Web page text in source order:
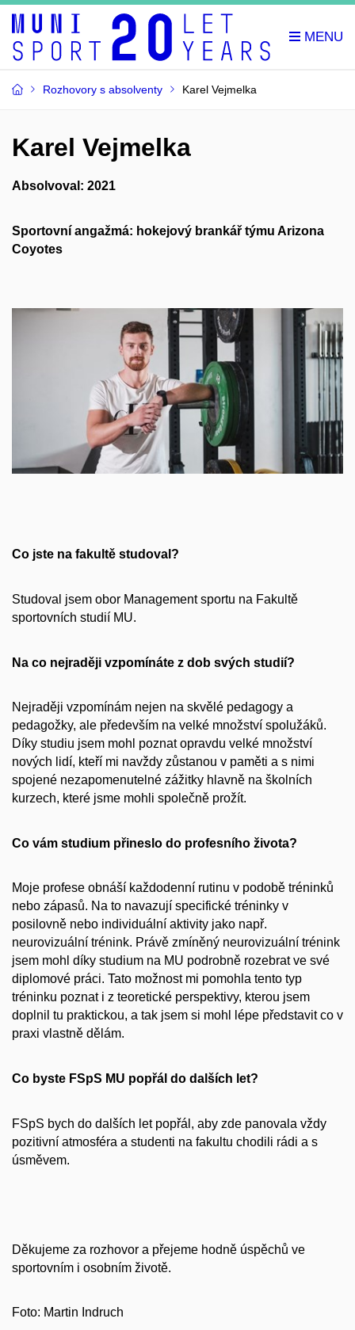
Rozhovory s absolventy Karel Vejmelka
Karel Vejmelka
Absolvoval: 2021
Sportovní angažmá: hokejový brankář týmu Arizona
Coyotes
Co jste na fakultě studoval?
Studoval jsem obor Management sportu na Fakultě
sportovních studií MU.
Na co nejraději vzpomínáte z dob svých studií?
Nejraději vzpomínám nejen na skvělé pedagogy a
pedagožky, ale především na velké množství spolužáků.
Díky studiu jsem mohl poznat opravdu velké množství
nových lidí, kteří mi navždy zůstanou v paměti a s nimi
spojené nezapomenutelné zážitky hlavně na školních
kurzech, které jsme mohli společně prožít.
Co vám studium přineslo do profesního života?
Moje profese obnáší každodenní rutinu v podobě tréninků
nebo zápasů. Na to navazují specifické tréninky v
posilovně nebo individuální aktivity jako např.
neurovizuální trénink. Právě zmíněný neurovizuální trénink
jsem mohl díky studium na MU podrobně rozebrat ve své
diplomové práci. Tato možnost mi pomohla tento typ
tréninku poznat i z teoretické perspektivy, kterou jsem
doplnil tu praktickou, a tak jsem si mohl lépe představit co v
praxi vlastně dělám.
Co byste FSpS MU popřál do dalších let?
FSpS bych do dalších let popřál, aby zde panovala vždy
pozitivní atmosféra a studenti na fakultu chodili rádi a s
úsměvem.
Děkujeme za rozhovor a přejeme hodně úspěchů ve
sportovním i osobním životě.
Foto: Martin Indruch